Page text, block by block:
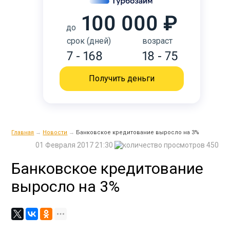
до 100 000 ₽
срок (дней)
7 - 168
возраст
18 - 75
Получить деньги
Главная → Новости → Банковское кредитование выросло на 3%
450
01 Февраля 2017 21:30
Банковское кредитование
выросло на 3%